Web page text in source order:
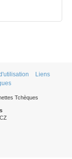
Liens
Tchèques